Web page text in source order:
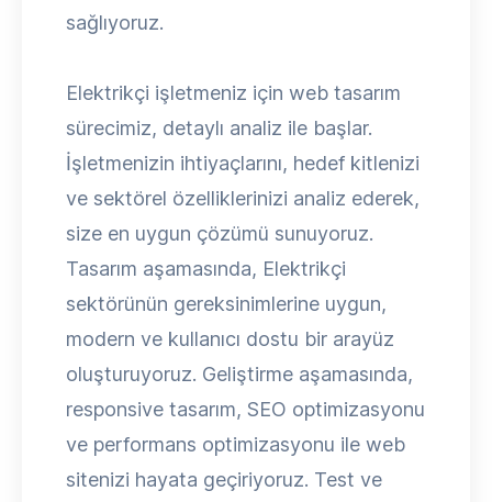
sağlıyoruz.
Elektrikçi işletmeniz için web tasarım
sürecimiz, detaylı analiz ile başlar.
İşletmenizin ihtiyaçlarını, hedef kitlenizi
ve sektörel özelliklerinizi analiz ederek,
size en uygun çözümü sunuyoruz.
Tasarım aşamasında, Elektrikçi
sektörünün gereksinimlerine uygun,
modern ve kullanıcı dostu bir arayüz
oluşturuyoruz. Geliştirme aşamasında,
responsive tasarım, SEO optimizasyonu
ve performans optimizasyonu ile web
sitenizi hayata geçiriyoruz. Test ve